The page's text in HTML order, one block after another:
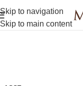
Skip to navigation
Skip to main content